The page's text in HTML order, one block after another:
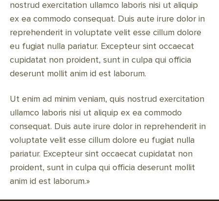
nostrud exercitation ullamco laboris nisi ut aliquip
ex ea commodo consequat. Duis aute irure dolor in
reprehenderit in voluptate velit esse cillum dolore
eu fugiat nulla pariatur. Excepteur sint occaecat
cupidatat non proident, sunt in culpa qui officia
deserunt mollit anim id est laborum.
Ut enim ad minim veniam, quis nostrud exercitation
ullamco laboris nisi ut aliquip ex ea commodo
consequat. Duis aute irure dolor in reprehenderit in
voluptate velit esse cillum dolore eu fugiat nulla
pariatur. Excepteur sint occaecat cupidatat non
proident, sunt in culpa qui officia deserunt mollit
anim id est laborum.»